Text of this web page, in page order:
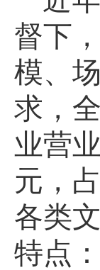
督下
模、
求，
业营
元，
各类
特点：